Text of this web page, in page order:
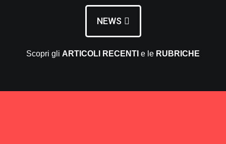
NEWS
Scopri gli ARTICOLI RECENTI e le RUBRICHE